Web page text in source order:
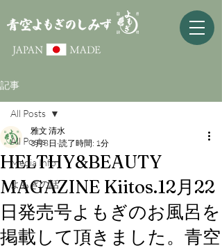
記事
All Posts
Media Info
よもぎの話
All Posts
HELTHY&BEAUTY
MAGAZINE Kiitos.12月22
日発売号よもぎのお風呂を
掲載して頂きました。青空
雅文 清水
3月8日 読了時間: 1分